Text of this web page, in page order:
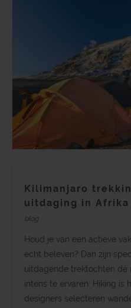
Kilimanjaro
uitdaging in Afrika
blog
Houd je van een actieve
écht beleven? Dan zijn
uitdagende trektochten dé
intens te ervaren. Hiking is
designers selecteren